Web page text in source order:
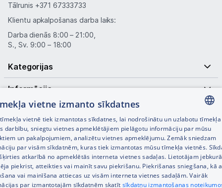
Tālrunis +371 67333733
Klientu apkalpošanas darba laiks:
Darba dienās 8:00 – 21:00,
S., Sv. 9:00 – 18:00
Kategorijas
Informācija
Noderīgas saites
LATVIAN
RUSSIAN
ENGLISH
vietne izmanto sīkdatnes
vietnē tiek izmantotas sīkdatnes, lai nodrošinātu un uzlabotu tīmekļa
darbību, sniegtu vietnes apmeklētājiem pielāgotu informāciju par mūsu
un pakalpojumiem, analizētu vietnes apmeklējumu. Zemāk sniedzam
par visām sīkdatnēm, kuras tiek izmantotas mūsu tīmekļa vietnēs.
atkarībā no apmeklētās interneta vietnes sadaļas. Lietotājam
piekrist, atteikties vai mainīt savu piekrišanu. Piekrišanas sniegšana, kā
vai mainīšana attiecas uz visām interneta vietnes sadaļām. Vairāk
par izmantotajām sīkdatnēm skatīt sīkdatņu izmantošanas